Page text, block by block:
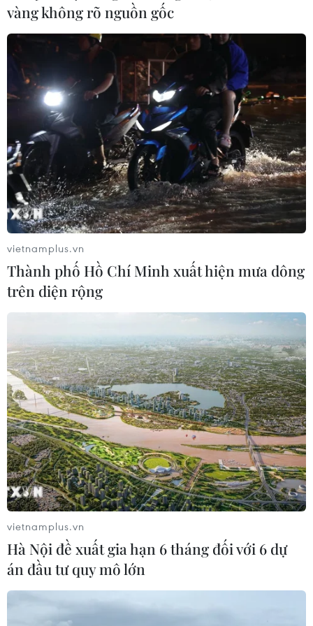
gia hàng đầu châu Âu đã bày tỏ sự ủng hộ của họ đối
với Ukraine.
vàng không rõ nguồn gốc
vietnamplus.vn
Thành phố Hồ Chí Minh xuất hiện mưa dông
trên diện rộng
vietnamplus.vn
Hà Nội đề xuất gia hạn 6 tháng đối với 6 dự
án đầu tư quy mô lớn